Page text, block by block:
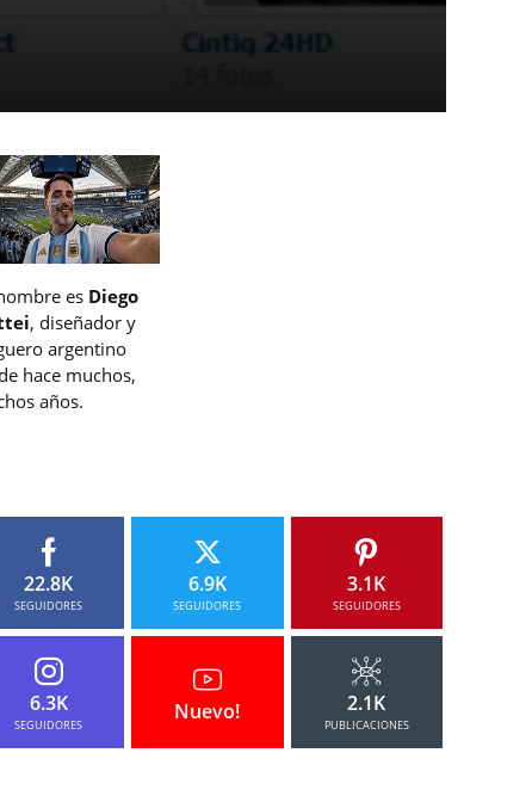
es Diego
, diseñador y
argentino
hace muchos,
años.
22.8K
SEGUIDORES
6.9K
SEGUIDORES
3.1K
SEGUIDORES
6.3K
SEGUIDORES
Nuevo! 2.1K
PUBLICACIONES